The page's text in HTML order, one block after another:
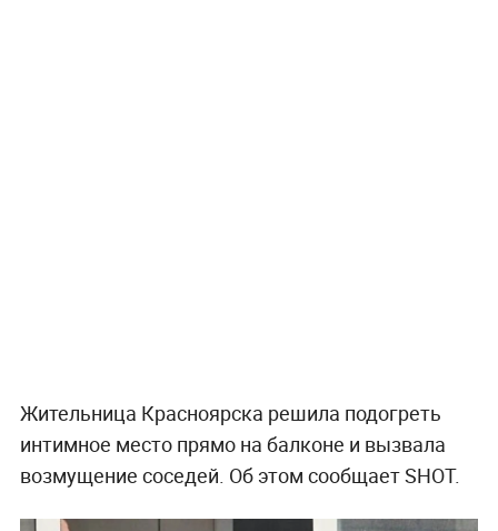
Жительница Красноярска решила подогреть
интимное место прямо на балконе и вызвала
возмущение соседей. Об этом сообщает SHOT.